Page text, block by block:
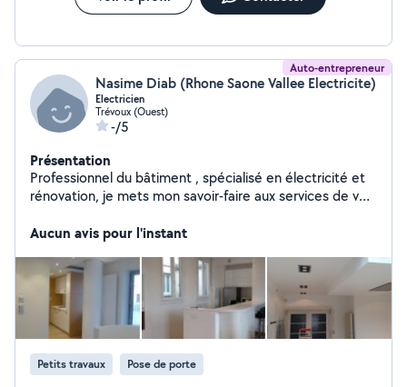
Auto-entrepreneur
Nasime Diab (Rhone Saone Vallee Electricite)
Electricien
Trévoux (Ouest)
-/5
Présentation
Professionnel du bâtiment , spécialisé en électricité et
rénovation, je mets mon savoir-faire aux services de vos
qualité au juste prix.
Aucun avis pour l'instant
Petits travaux Pose de porte